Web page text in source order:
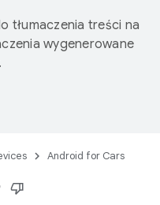
tłumaczenia treści na
wygenerowane
Android for Cars